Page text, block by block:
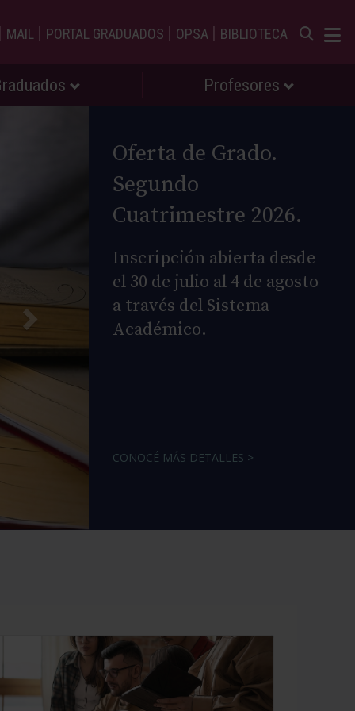
| MAIL | PORTAL GRADUADOS | OPSA | BIBLIOTECA
Profesores
Oferta de Grado.
Segundo
Cuatrimestre 2026.
Inscripción abierta desde
el 30 de julio al 4 de agosto
a través del Sistema
Académico.
CONOCÉ MÁS DETALLES >